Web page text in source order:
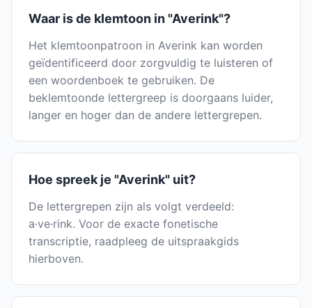
Waar is de klemtoon in "Averink"?
Het klemtoonpatroon in Averink kan worden
geïdentificeerd door zorgvuldig te luisteren of
een woordenboek te gebruiken. De
beklemtoonde lettergreep is doorgaans luider,
langer en hoger dan de andere lettergrepen.
Hoe spreek je "Averink" uit?
De lettergrepen zijn als volgt verdeeld:
a·ve·rink. Voor de exacte fonetische
transcriptie, raadpleeg de uitspraakgids
hierboven.